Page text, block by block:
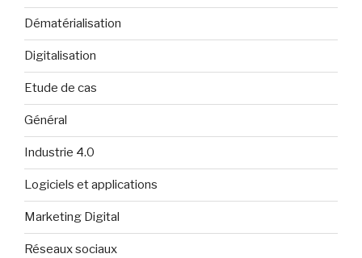
Dématérialisation
Digitalisation
Etude de cas
Général
Industrie 4.0
Logiciels et applications
Marketing Digital
Réseaux sociaux